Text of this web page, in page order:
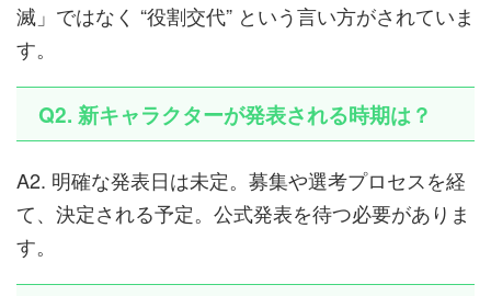
滅」ではなく “役割交代” という言い方がされていま
す。
Q2. 新キャラクターが発表される時期は？
A2. 明確な発表日は未定。募集や選考プロセスを経
て、決定される予定。公式発表を待つ必要がありま
す。